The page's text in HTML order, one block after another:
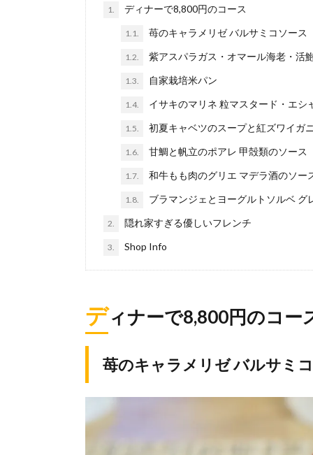
1. ディナーで8,800円のコース
1.1. 苺のキャラメリゼ バルサミコソース
1.2. 紫アスパラガス・オマール海老・活
1.3. 自家栽培米パン
1.4. イサキのマリネ 粒マスタード・エシ
1.5. 初夏キャベツのスープと紅ズワイガ
1.6. 甘鯛と帆立のポアレ 甲殻類のソース
1.7. 和牛もも肉のグリエ マデラ酒のソー
1.8. ブラマンジェとヨーグルトソルベ グ
2. 隠れ家すぎる優しいフレンチ
3. Shop Info
ディナーで8,800円のコー
苺のキャラメリゼ バルサミ